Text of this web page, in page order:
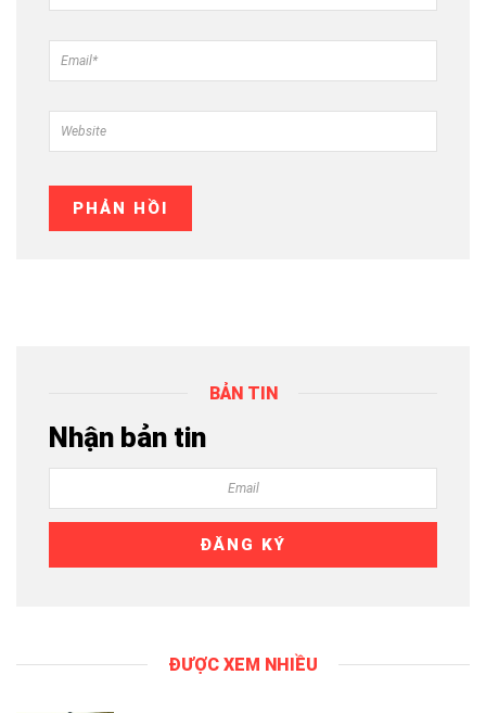
BẢN TIN
Nhận bản tin
ĐƯỢC XEM NHIỀU